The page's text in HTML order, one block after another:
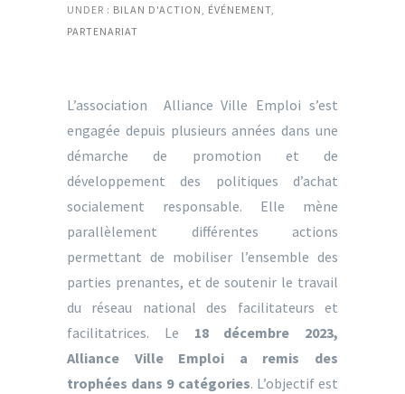
UNDER : BILAN D'ACTION, ÉVÉNEMENT,
PARTENARIAT
L’association Alliance Ville Emploi s’est
engagée depuis plusieurs années dans une
démarche de promotion et de
développement des politiques d’achat
socialement responsable. Elle mène
parallèlement différentes actions
permettant de mobiliser l’ensemble des
parties prenantes, et de soutenir le travail
du réseau national des facilitateurs et
facilitatrices. Le 18 décembre 2023,
Alliance Ville Emploi a remis des
trophées dans 9 catégories. L’objectif est